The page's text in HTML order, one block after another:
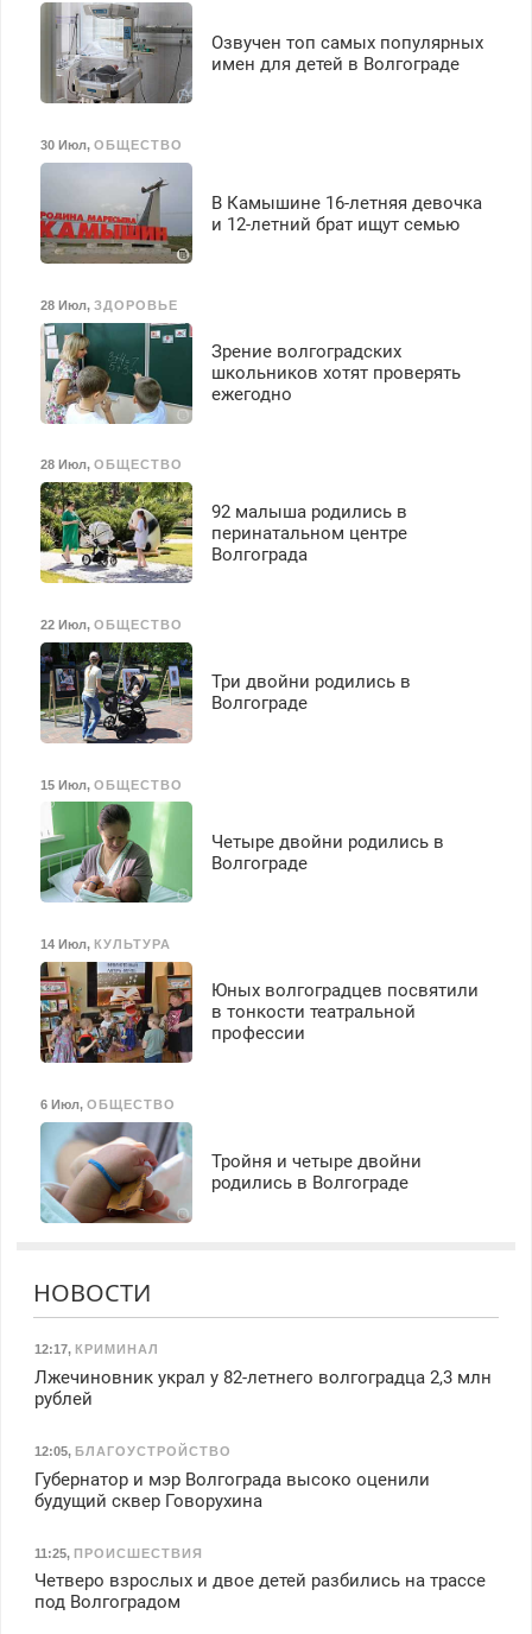
Озвучен топ самых популярных
имен для детей в Волгограде
30 Июл, ОБЩЕСТВО
В Камышине 16-летняя девочка
и 12-летний брат ищут семью
28 Июл, ЗДОРОВЬЕ
Зрение волгоградских
школьников хотят проверять
ежегодно
28 Июл, ОБЩЕСТВО
92 малыша родились в
перинатальном центре
Волгограда
22 Июл, ОБЩЕСТВО
Три двойни родились в
Волгограде
15 Июл, ОБЩЕСТВО
Четыре двойни родились в
Волгограде
14 Июл, КУЛЬТУРА
Юных волгоградцев посвятили
в тонкости театральной
профессии
6 Июл, ОБЩЕСТВО
Тройня и четыре двойни
родились в Волгограде
НОВОСТИ
12:17, КРИМИНАЛ
Лжечиновник украл у 82-летнего волгоградца 2,3 млн
рублей
12:05, БЛАГОУСТРОЙСТВО
Губернатор и мэр Волгограда высоко оценили
будущий сквер Говорухина
11:25, ПРОИСШЕСТВИЯ
Четверо взрослых и двое детей разбились на трассе
под Волгоградом